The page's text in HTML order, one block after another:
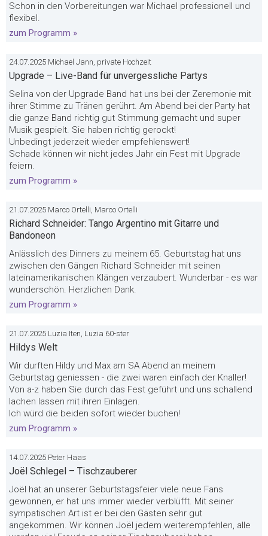
Schon in den Vorbereitungen war Michael professionell und
flexibel.
zum Programm »
24.07.2025 Michael Jann, private Hochzeit
Upgrade – Live-Band für unvergessliche Partys
Selina von der Upgrade Band hat uns bei der Zeremonie mit
ihrer Stimme zu Tränen gerührt. Am Abend bei der Party hat
die ganze Band richtig gut Stimmung gemacht und super
Musik gespielt. Sie haben richtig gerockt!
Unbedingt jederzeit wieder empfehlenswert!
Schade können wir nicht jedes Jahr ein Fest mit Upgrade
feiern.
zum Programm »
21.07.2025 Marco Ortelli, Marco Ortelli
Richard Schneider: Tango Argentino mit Gitarre und
Bandoneon
Anlässlich des Dinners zu meinem 65. Geburtstag hat uns
zwischen den Gängen Richard Schneider mit seinen
lateinamerikanischen Klängen verzaubert. Wunderbar - es war
wunderschön. Herzlichen Dank.
zum Programm »
21.07.2025 Luzia Iten, Luzia 60-ster
Hildys Welt
Wir durften Hildy und Max am SA Abend an meinem
Geburtstag geniessen - die zwei waren einfach der Knaller!
Von a-z haben Sie durch das Fest geführt und uns schallend
lachen lassen mit ihren Einlagen.
Ich würd die beiden sofort wieder buchen!
zum Programm »
14.07.2025 Peter Haas
Joël Schlegel – Tischzauberer
Joël hat an unserer Geburtstagsfeier viele neue Fans
gewonnen, er hat uns immer wieder verblüfft. Mit seiner
sympatischen Art ist er bei den Gästen sehr gut
angekommen. Wir können Joël jedem weiterempfehlen, alle